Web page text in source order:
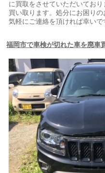
に買取をさせていただいてお
買い取ります。処分にお困り
気軽にご連絡を頂ければ幸いで
福岡市で車検が切れた車を廃車